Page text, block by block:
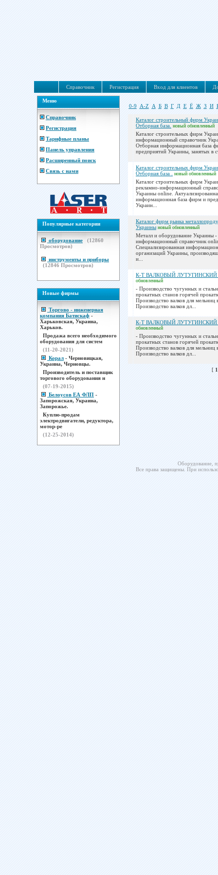
Справочник Регистрация Вход для клиентов
Меню
Справочник
Регистрация
Тарифные планы
Панель управления
Расширенный поиск
Связь с нами
Популярные категории
оборудование (12860
Просмотров)
инструменты и приборы
(12846 Просмотров)
Новые фирмы
Торгово - инженерная
компания Батискаф -
Харьковская, Украина,
Харьков.
Продажа всего необходимого
оборудования для систем
(11-20-2021)
Корал - Черновицкая,
Украина, Черновцы.
Производитель и поставщик
торгового оборудования н
(07-19-2015)
Белоусов ЕА ФЛП -
Запорожская, Украина,
Запорожье.
Куплю-продам
электродвигатели, редуктора,
мотор-ре
(12-25-2014)
0-9 A-Z А Б В Г Д Е Ё Ж З И
Каталог строительный фирм
Отборная база. новый обновленный
Каталог строительных фирм
информационный справочник
Отборная информационная база
предприятий Украины, занятых в
Каталог строительных фирм
Отборная база .
новый обновленный
Каталог строительных фирм
рекламно-информационный
Украины online.
информационная база фирм и
Украин...
Каталог фирм рынка
Украины новый обновленный
Металл и оборудование Украины -
информационный справочник
Специализированная
организаций Украины,
и...
К-Т ВАЛКОВЫЙ ЛУТУГИНСКИЙ
обновленный
- Производство чугунных и
прокатных станов горячей
Производство валков для мельниц
Производство валков дл...
К-Т ВАЛКОВЫЙ ЛУТУГИНСКИЙ
обновленный
- Производство чугунных и
прокатных станов горячей
Производство валков для мельниц
Производство валков дл...
[ 1
Оборудование,
Все права защищены. При